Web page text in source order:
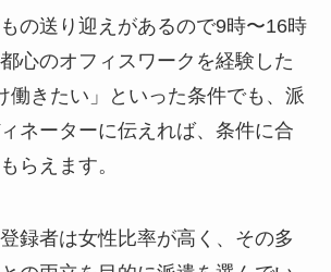
の送り迎えがあるので9時〜16時
心のオフィスワークを経験した
働きたい」といった条件でも、派
ネーターに伝えれば、条件に合
らえます。
録者は女性比率が高く、その多